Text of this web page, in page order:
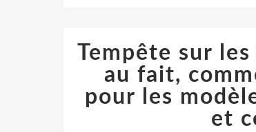
Tempête sur
au fait,
pour les
et